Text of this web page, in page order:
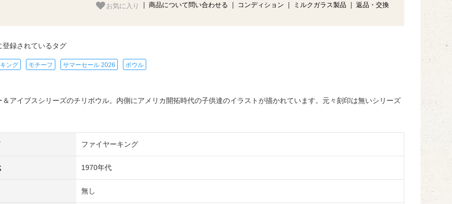
お気に入り 商品について問い合わせる コンディション ミルクガラス製品 返品・交換
登録されているタグ
ング モチーフ サマーセール 2026 ボウル
＆アイブスシリーズのチリボウル。内側にアメリカ開拓時代の子供達のイラストが描かれています。元々刻印は無いシリーズ
ファイヤーキング
1970年代
無し